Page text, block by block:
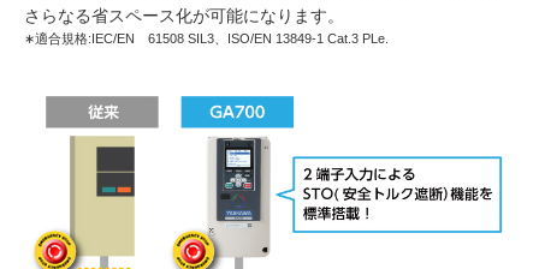
さらなる省スペース化が可能になります。
∗適合規格:IEC/EN 61508 SIL3、ISO/EN 13849-1 Cat.3 PLe.